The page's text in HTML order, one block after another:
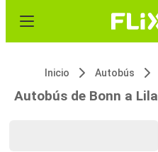
Inicio Autobús
Autobús de Bonn a Lila